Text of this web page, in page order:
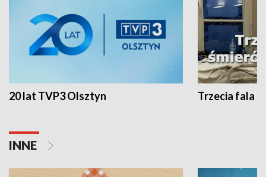
20 lat TVP3 Olsztyn Trzecia fala -
INNE